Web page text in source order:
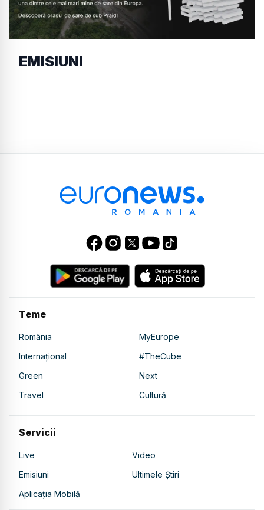
EMISIUNI
Teme
România
MyEurope
Internațional
#TheCube
Green
Next
Travel
Cultură
Servicii
Live
Video
Emisiuni
Ultimele Știri
Aplicația Mobilă